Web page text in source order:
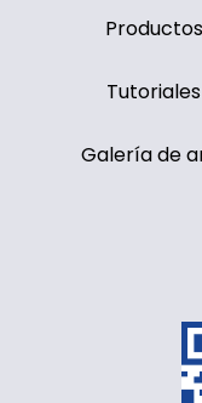
Productos
Tutoriales
Galería de